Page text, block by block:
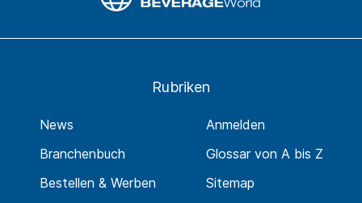
Rubriken
News
Branchenbuch
Bestellen & Werben
Anmelden
Glossar von A bis Z
Sitemap